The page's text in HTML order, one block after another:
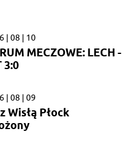
| 08 | 10
MECZOWE: LECH -
3:0
| 08 | 09
Wisłą Płock